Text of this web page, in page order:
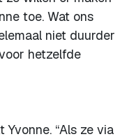
toe. Wat ons
niet duurder
hetzelfde
“Als ze via